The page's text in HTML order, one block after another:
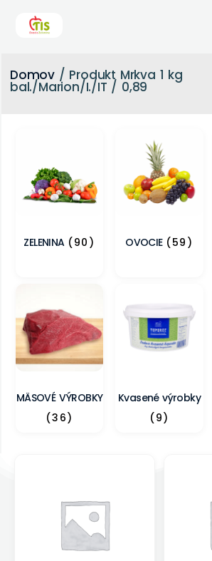
Domov / Produkt Mrkva 1 kg
bal./Marion/I./IT / 0,89
ZELENINA (90) OVOCIE (59)
MÄSOVÉ VÝROBKY
(36)
Kvasené výrobky
(9)